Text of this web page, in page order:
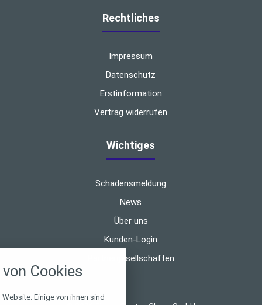
Rechtliches
Impressum
Datenschutz
Erstinformation
Vertrag widerrufen
Wichtiges
Schadensmeldung
News
Über uns
Kunden-Login
Partnergesellschaften
Cookies
Einige von ihnen sind
folgende Kategorien zu